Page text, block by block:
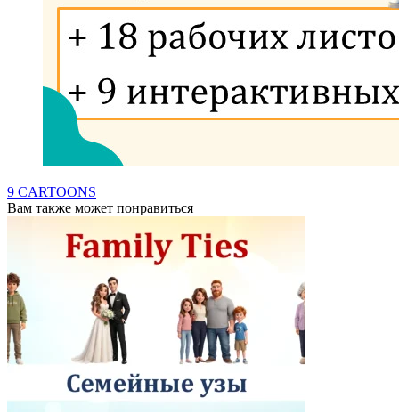
9 CARTOONS
Вам также может понравиться